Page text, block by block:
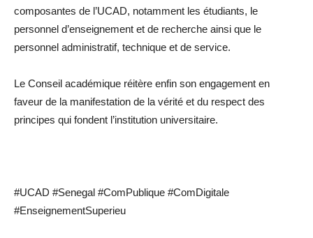
composantes de l’UCAD, notamment les étudiants, le
personnel d’enseignement et de recherche ainsi que le
personnel administratif, technique et de service.
Le Conseil académique réitère enfin son engagement en
faveur de la manifestation de la vérité et du respect des
principes qui fondent l’institution universitaire.
#UCAD #Senegal #ComPublique #ComDigitale
#EnseignementSuperieu